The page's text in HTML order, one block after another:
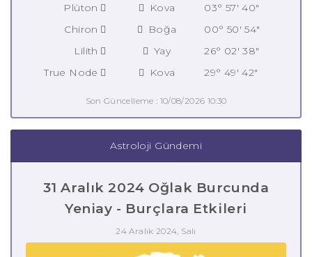
Plüton
Kova
03° 57' 40"
Chiron
Boğa
00° 50' 54"
Lilith
Yay
26° 02' 38"
True Node
Kova 29° 49' 42"
Son Güncelleme : 10/08/2026 10:30
Astroloji Gündemi
31 Aralık 2024 Oğlak Burcunda
Yeniay - Burçlara Etkileri
24 Aralık 2024, Salı